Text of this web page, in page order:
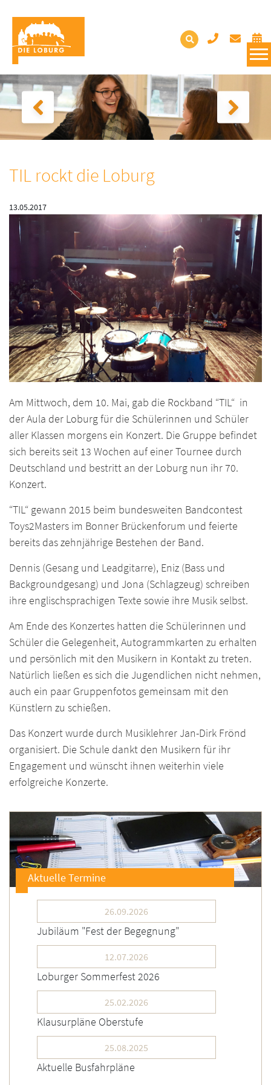
TIL rockt die Loburg
13.05.2017
Am Mittwoch, dem 10. Mai, gab die Rockband “TIL“ in
der Aula der Loburg für die Schülerinnen und Schüler
aller Klassen morgens ein Konzert. Die Gruppe befindet
sich bereits seit 13 Wochen auf einer Tournee durch
Deutschland und bestritt an der Loburg nun ihr 70.
Konzert.
“TIL“ gewann 2015 beim bundesweiten Bandcontest
Toys2Masters im Bonner Brückenforum und feierte
bereits das zehnjährige Bestehen der Band.
Dennis (Gesang und Leadgitarre), Eniz (Bass und
Backgroundgesang) und Jona (Schlagzeug) schreiben
ihre englischsprachigen Texte sowie ihre Musik selbst.
Am Ende des Konzertes hatten die Schülerinnen und
Schüler die Gelegenheit, Autogrammkarten zu erhalten
und persönlich mit den Musikern in Kontakt zu treten.
Natürlich ließen es sich die Jugendlichen nicht nehmen,
auch ein paar Gruppenfotos gemeinsam mit den
Künstlern zu schießen.
Das Konzert wurde durch Musiklehrer Jan-Dirk Frönd
organisiert. Die Schule dankt den Musikern für ihr
Engagement und wünscht ihnen weiterhin viele
erfolgreiche Konzerte.
Aktuelle Termine
26.09.2026
Jubiläum "Fest der Begegnung"
12.07.2026
Loburger Sommerfest 2026
25.02.2026
Klausurpläne Oberstufe
25.08.2025
Aktuelle Busfahrpläne